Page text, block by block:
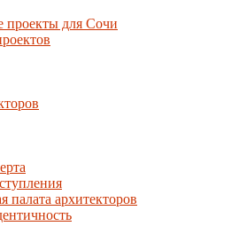
проекты для Сочи
палата архитекторов